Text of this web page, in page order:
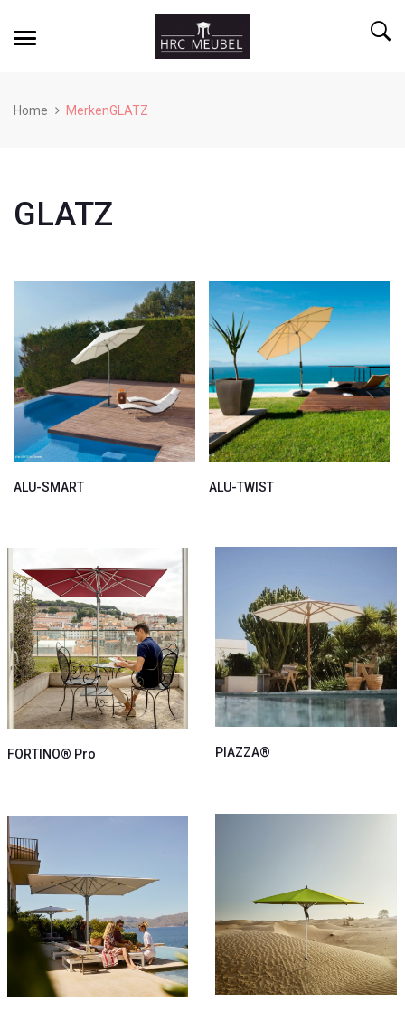
Home MerkenGLATZ
GLATZ
ALU-SMART ALU-TWIST
PIAZZA®
FORTINO® Pro